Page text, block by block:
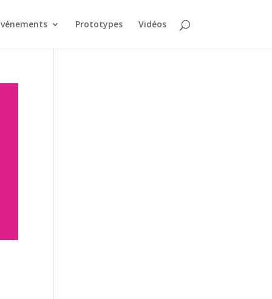
Prototypes Vidéos